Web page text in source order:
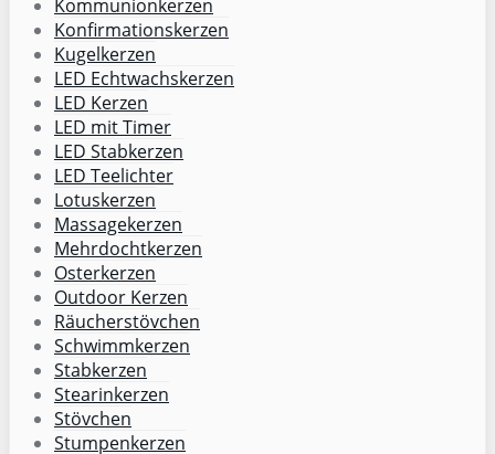
Kommunionkerzen
Konfirmationskerzen
Kugelkerzen
LED Echtwachskerzen
LED Kerzen
LED mit Timer
LED Stabkerzen
LED Teelichter
Lotuskerzen
Massagekerzen
Mehrdochtkerzen
Osterkerzen
Outdoor Kerzen
Räucherstövchen
Schwimmkerzen
Stabkerzen
Stearinkerzen
Stövchen
Stumpenkerzen